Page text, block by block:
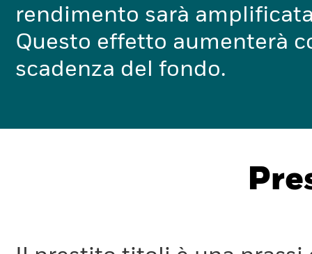
rendimento sarà
Questo effetto aumenterà
scadenza del fondo.